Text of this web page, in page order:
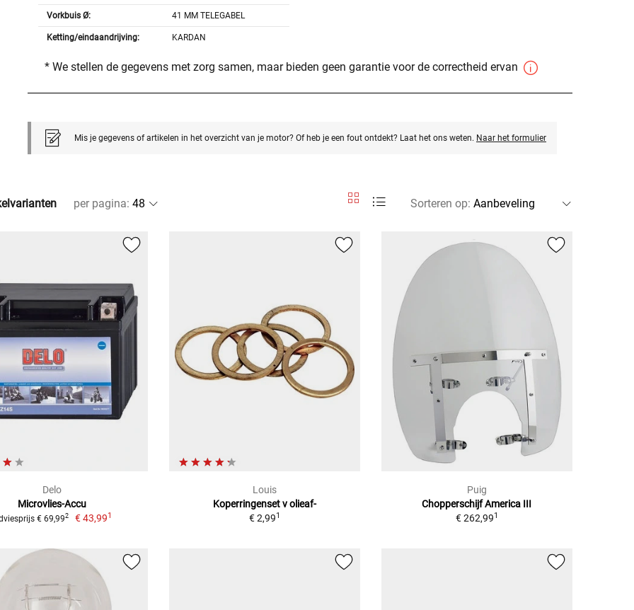
Vorkbuis Ø: 41 MM TELEGABEL
Ketting/eindaandrijving: KARDAN
* We stellen de gegevens met zorg samen, maar bieden geen garantie voor de correctheid ervan
Mis je gegevens of artikelen in het overzicht van je motor? Of heb je een fout ontdekt? Laat het ons weten. Naar het formulier
per pagina: Sorteren op:
Delo
Microvlies-Accu
€ 69,992 € 43,991
Louis
Koperringenset v olieaf-
€ 2,991
Puig
Chopperschijf America III
€ 262,991